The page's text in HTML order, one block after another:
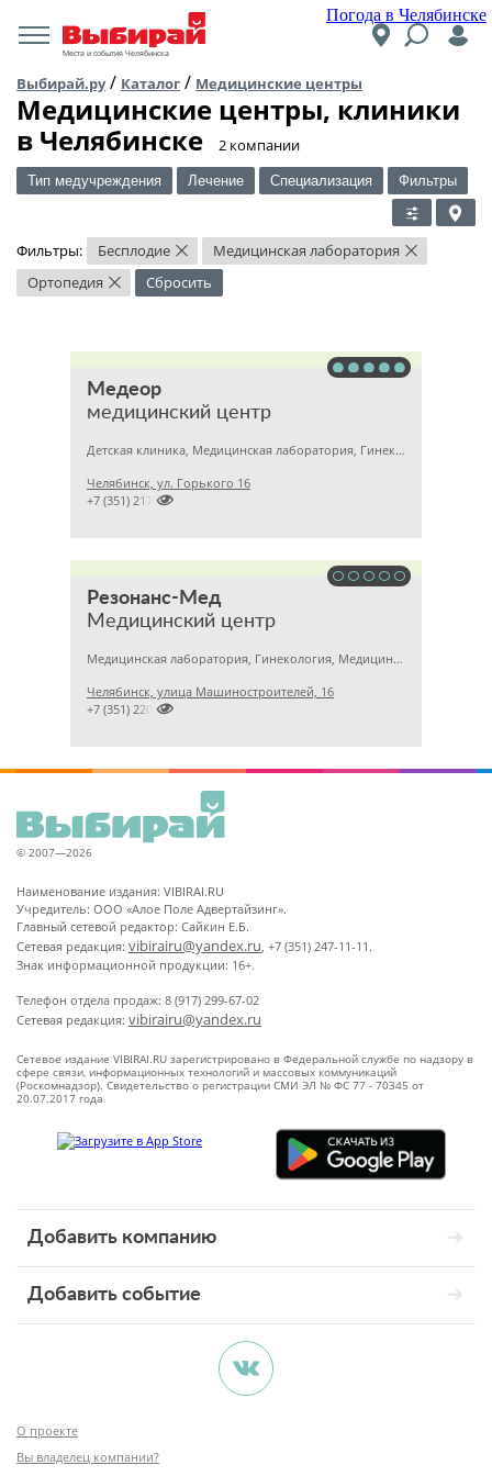
Погода в Челябинске
Места и события Челябинска
Выбирай.ру/ Каталог / Медицинские центры
Медицинские центры, клиники
в Челябинске
​2 компании
Тип медучреждения Лечение Специализация Фильтры
Фильтры: Бесплодие × Медицинская лаборатория ×
Ортопедия × Сбросить
Медеор
медицинский центр
Детская клиника, Медицинская лаборатория, Гинекология
Челябинск, ул. Горького 16

+7 (351) 2172376
Резонанс-Мед
Медицинский центр
Медицинская лаборатория, Гинекология, Медицинский центр
Челябинск, улица Машиностроителей, 16

+7 (351) 2201031
© 2007—2026
Наименование издания: VIBIRAI.RU
Учредитель: ООО «Алое Поле Адвертайзинг».
Главный сетевой редактор: Сайкин Е.Б.
Сетевая редакция: vibirairu@yandex.ru, +7 (351) 247-11-11.
Знак информационной продукции: 16+.
Телефон отдела продаж: 8 (917) 299-67-02
Сетевая редакция: vibirairu@yandex.ru
Сетевое издание VIBIRAI.RU зарегистрировано в Федеральной службе по надзору в
сфере связи, информационных технологий и массовых коммуникаций
(Роскомнадзор). Свидетельство о регистрации СМИ ЭЛ № ФС 77 - 70345 от
20.07.2017 года
Добавить компанию
Добавить событие
О проекте
Вы владелец компании?